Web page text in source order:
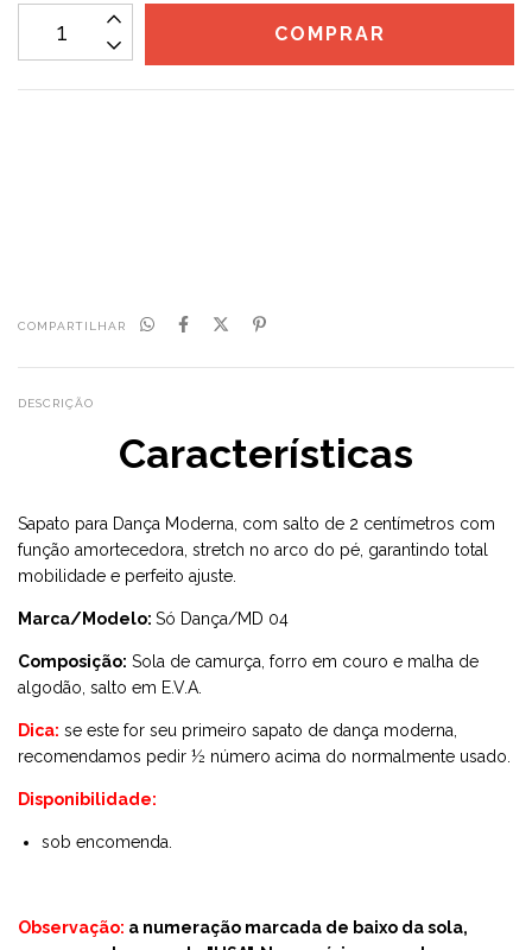
COMPARTILHAR
DESCRIÇÃO
Características
Sapato para Dança Moderna, com salto de 2 centímetros com
função amortecedora, stretch no arco do pé, garantindo total
mobilidade e perfeito ajuste.
Marca/Modelo: Só Dança/MD 04
Composição: Sola de camurça, forro em couro e malha de
algodão, salto em E.V.A.
Dica: se este for seu primeiro sapato de dança moderna,
recomendamos pedir ½ número acima do normalmente usado.
Disponibilidade:
sob encomenda.
Observação: a numeração marcada de baixo da sola,